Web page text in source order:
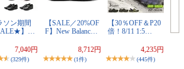
ソン期間
】…
7,040円
(329件)
【SALE／20%OF
F】New Balanc…
8,712円
(1件)
【30％OFF＆P20
倍！8/11 1:5…
4,235円
(445件)